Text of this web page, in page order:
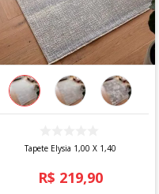
Tapete Elysia 1,00 X 1,40
R$ 219,90